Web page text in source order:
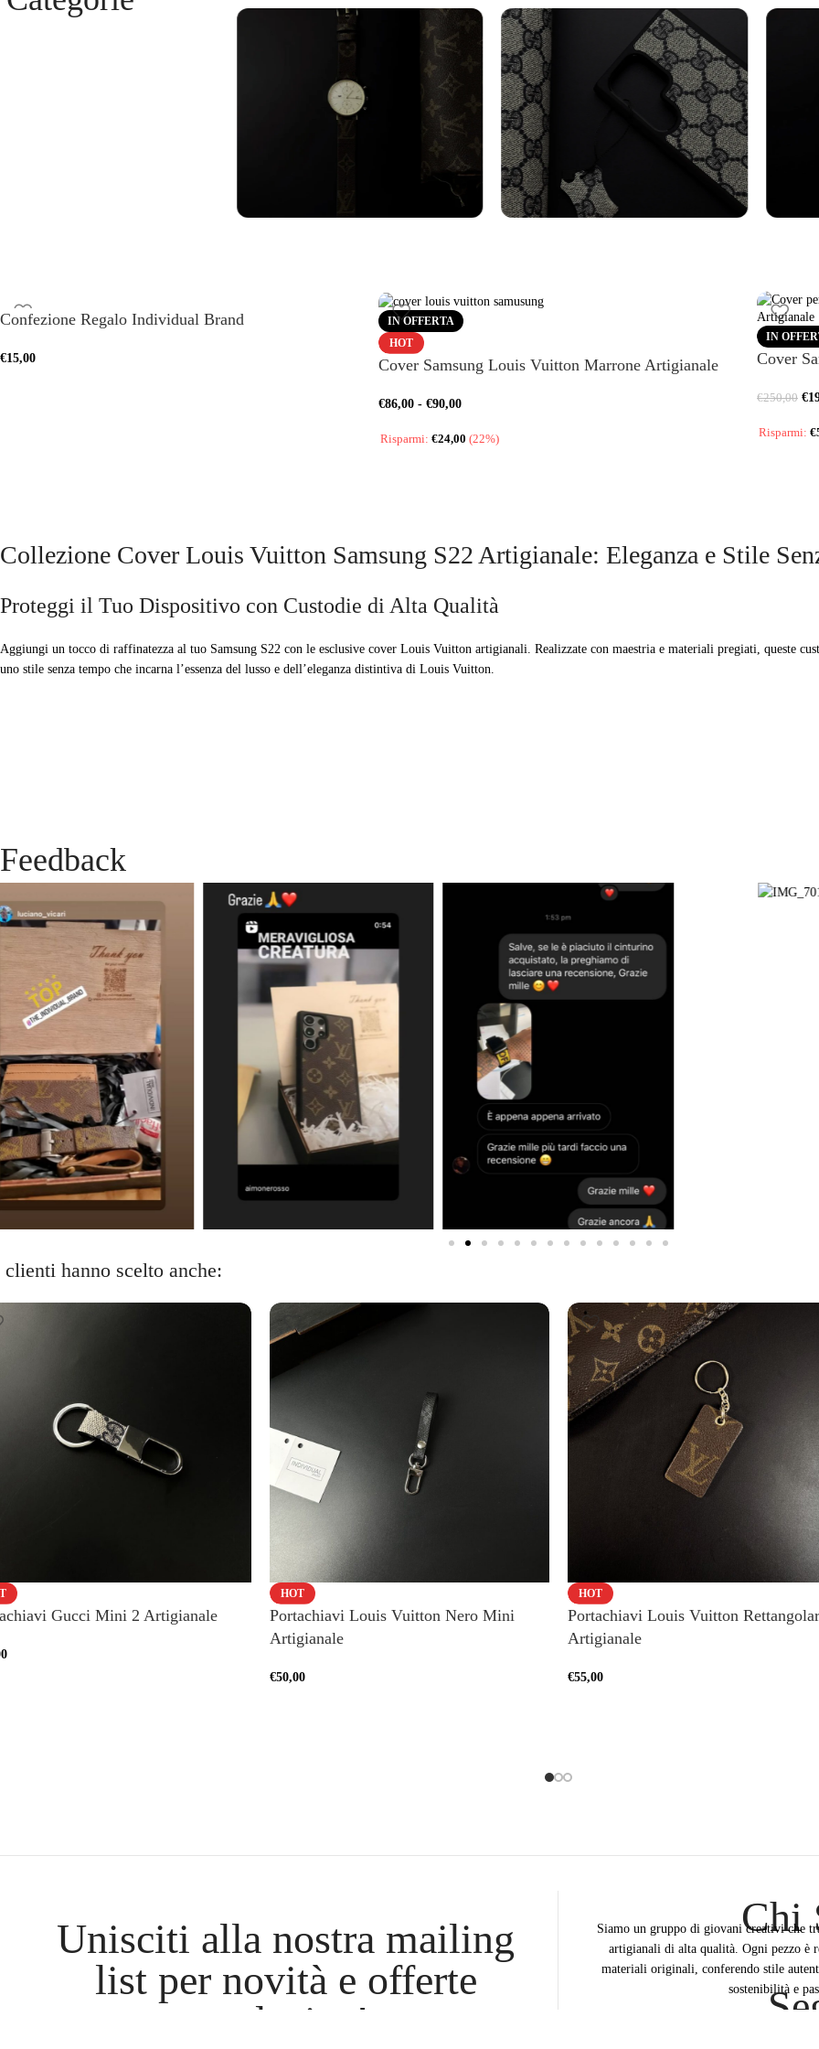
Vedi altro
Confezione Regalo Individual Brand
€15,00
IN OFFERTA
HOT
Cover Samsung Louis Vuitton Marrone Artigianale
€86,00 - €90,00
Risparmi: €24,00 (22%)
IN
Cover
€250,00 €
Risparmi: €
Collezione Cover Louis Vuitton Samsung S22 Artigianale: Eleganza e Stile
Proteggi il Tuo Dispositivo con Custodie di Alta Qualità
Aggiungi un tocco di raffinatezza al tuo Samsung S22 con le esclusive cover Louis Vuitton artigianali. Realizzate con maestria e materiali pregiati, queste
uno stile senza tempo che incarna l’essenza del lusso e dell’eleganza distintiva di Louis Vuitton.
Feedback
hanno scelto anche:
Gucci Mini 2 Artigianale
HOT
Portachiavi Louis Vuitton Nero Mini
Artigianale
€50,00
HOT
Portachiavi Louis Vuitton
Artigianale
€55,00
Unisciti alla nostra mailing
list per novità e offerte
esclusive!
Chi
Siamo un gruppo di giovani creativi che
artigianali di alta qualità. Ogni pezzo è
materiali originali, conferendo stile
sostenibilità e